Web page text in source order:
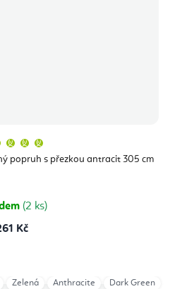
popruh s přezkou antracit 305 cm
produktu
je
hvězdiček.
(2 ks)
Kč
Zelená Anthracite Dark Green